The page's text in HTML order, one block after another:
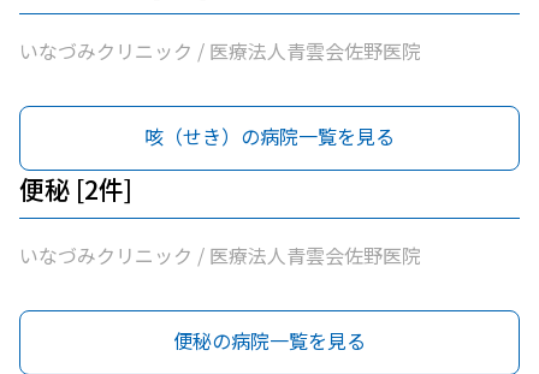
いなづみクリニック / 医療法人青雲会佐野医院
咳（せき）の病院一覧を見る
便秘 [2件]
いなづみクリニック / 医療法人青雲会佐野医院
便秘の病院一覧を見る